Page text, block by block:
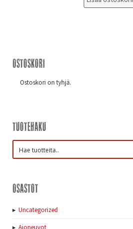
Ostoskori
Ostoskori on tyhjä.
Tuotehaku
Osastot
Uncategorized